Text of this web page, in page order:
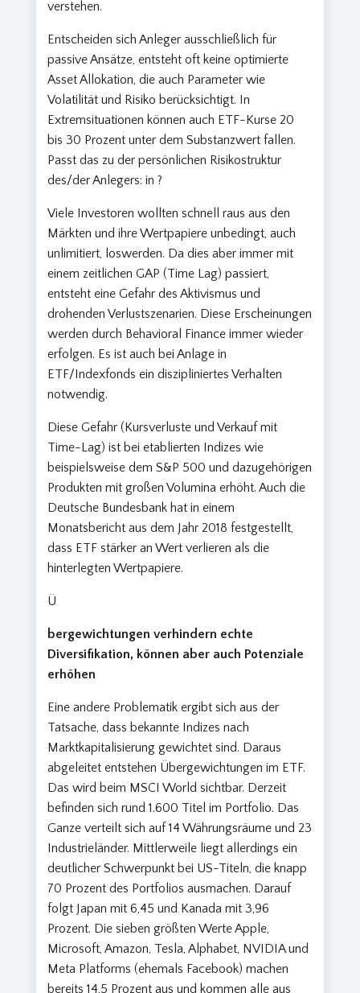
verstehen.
Entscheiden sich Anleger ausschließlich für
passive Ansätze, entsteht oft keine optimierte
Asset Allokation, die auch Parameter wie
Volatilität und Risiko berücksichtigt. In
Extremsituationen können auch ETF-Kurse 20
bis 30 Prozent unter dem Substanzwert fallen.
Passt das zu der persönlichen Risikostruktur
des/der Anlegers: in ?
Viele Investoren wollten schnell raus aus den
Märkten und ihre Wertpapiere unbedingt, auch
unlimitiert, loswerden. Da dies aber immer mit
einem zeitlichen GAP (Time Lag) passiert,
entsteht eine Gefahr des Aktivismus und
drohenden Verlustszenarien. Diese Erscheinungen
werden durch Behavioral Finance immer wieder
erfolgen. Es ist auch bei Anlage in
ETF/Indexfonds ein diszipliniertes Verhalten
notwendig.
Diese Gefahr (Kursverluste und Verkauf mit
Time-Lag) ist bei etablierten Indizes wie
beispielsweise dem S&P 500 und dazugehörigen
Produkten mit großen Volumina erhöht. Auch die
Deutsche Bundesbank hat in einem
Monatsbericht aus dem Jahr 2018 festgestellt,
dass ETF stärker an Wert verlieren als die
hinterlegten Wertpapiere.
Ü
bergewichtungen verhindern echte
Diversifikation, können aber auch Potenziale
erhöhen
Eine andere Problematik ergibt sich aus der
Tatsache, dass bekannte Indizes nach
Marktkapitalisierung gewichtet sind. Daraus
abgeleitet entstehen Übergewichtungen im ETF.
Das wird beim MSCI World sichtbar. Derzeit
befinden sich rund 1.600 Titel im Portfolio. Das
Ganze verteilt sich auf 14 Währungsräume und 23
Industrieländer. Mittlerweile liegt allerdings ein
deutlicher Schwerpunkt bei US-Titeln, die knapp
70 Prozent des Portfolios ausmachen. Darauf
folgt Japan mit 6,45 und Kanada mit 3,96
Prozent. Die sieben größten Werte Apple,
Microsoft, Amazon, Tesla, Alphabet, NVIDIA und
Meta Platforms (ehemals Facebook) machen
bereits 14,5 Prozent aus und kommen alle aus